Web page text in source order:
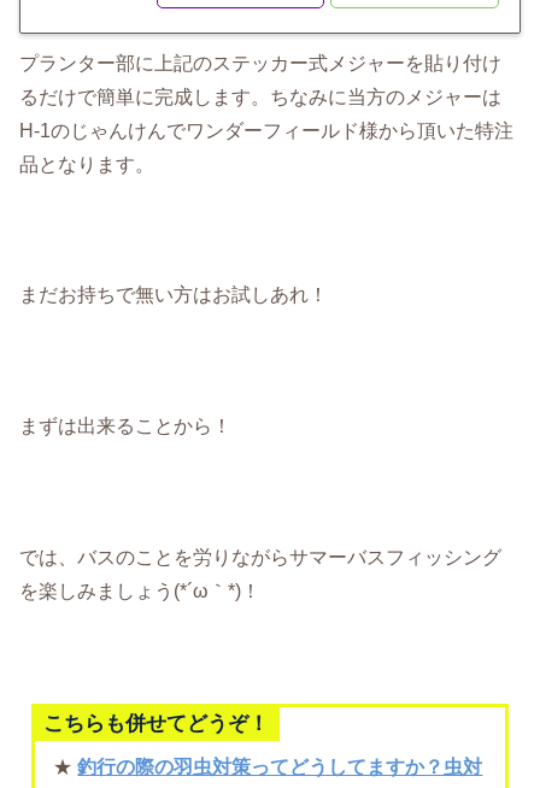
プランター部に上記のステッカー式メジャーを貼り付け
るだけで簡単に完成します。ちなみに当方のメジャーは
H-1のじゃんけんでワンダーフィールド様から頂いた特注
品となります。
まだお持ちで無い方はお試しあれ！
まずは出来ることから！
では、バスのことを労りながらサマーバスフィッシング
を楽しみましょう(*´ω｀*)！
こちらも併せてどうぞ！
★釣行の際の羽虫対策ってどうしてますか？虫対